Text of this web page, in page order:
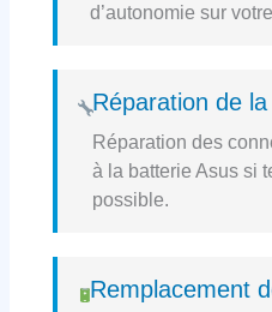
d’autonomie sur
Réparation de
Réparation des
à la batterie Asus si
possible.
Remplacement